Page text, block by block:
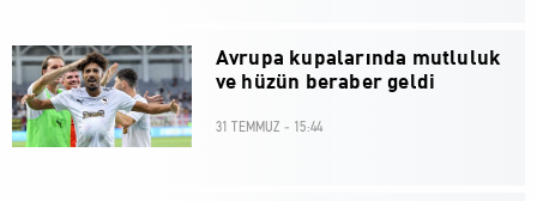
Avrupa kupalarında mutluluk
ve hüzün beraber geldi
31 TEMMUZ - 15:44